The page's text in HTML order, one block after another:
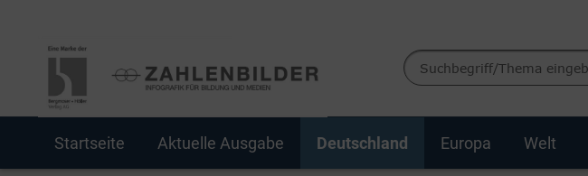
Startseite Aktuelle Ausgabe Deutschland Europa Welt